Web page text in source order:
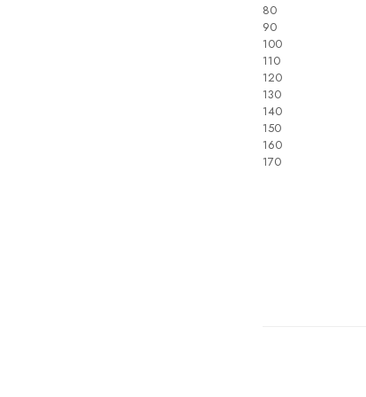
80
90
100
110
120
130
140
150
160
170